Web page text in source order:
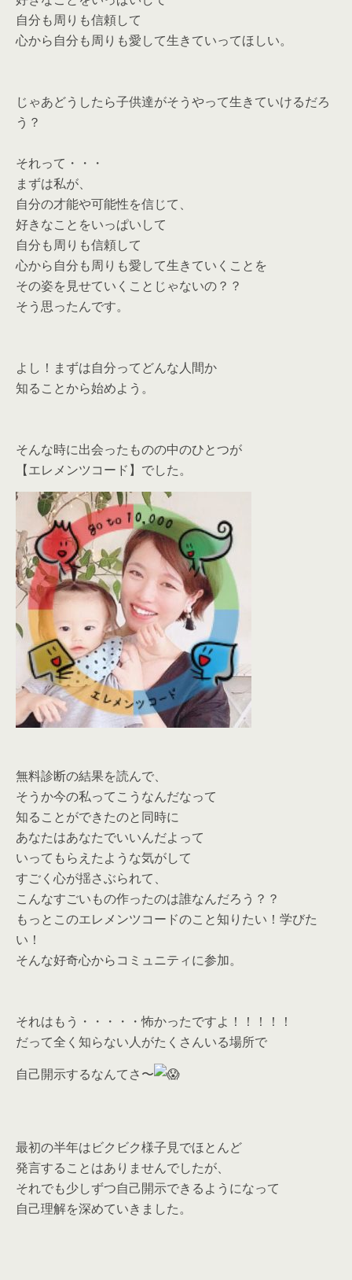
自分も周りも信頼して
心から自分も周りも愛して生きていってほしい。
じゃあどうしたら子供達がそうやって生きていけるだろ
う？
それって・・・
まずは私が、
自分の才能や可能性を信じて、
好きなことをいっぱいして
自分も周りも信頼して
心から自分も周りも愛して生きていくことを
その姿を見せていくことじゃないの？？
そう思ったんです。
よし！まずは自分ってどんな人間か
知ることから始めよう。
そんな時に出会ったものの中のひとつが
【エレメンツコード】でした。⁡
無料診断の結果を読んで、
そうか今の私ってこうなんだなって
知ることができたのと同時に
あなたはあなたでいいんだよって
いってもらえたような気がして
すごく心が揺さぶられて、
こんなすごいもの作ったのは誰なんだろう？？
もっとこのエレメンツコードのこと知りたい！学びた
い！
そんな好奇心からコミュニティに参加。
それはもう・・・・・怖かったですよ！！！！！
だって全く知らない人がたくさんいる場所で
自己開示するなんてさ〜
最初の半年はビクビク様子見でほとんど
発言することはありませんでしたが、
それでも少しずつ自己開示できるようになって
自己理解を深めていきました。